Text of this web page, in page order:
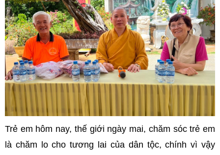
Trẻ em hôm nay, thế giới ngày mai, chăm sóc trẻ em
là chăm lo cho tương lai của dân tộc, chính vì vậy